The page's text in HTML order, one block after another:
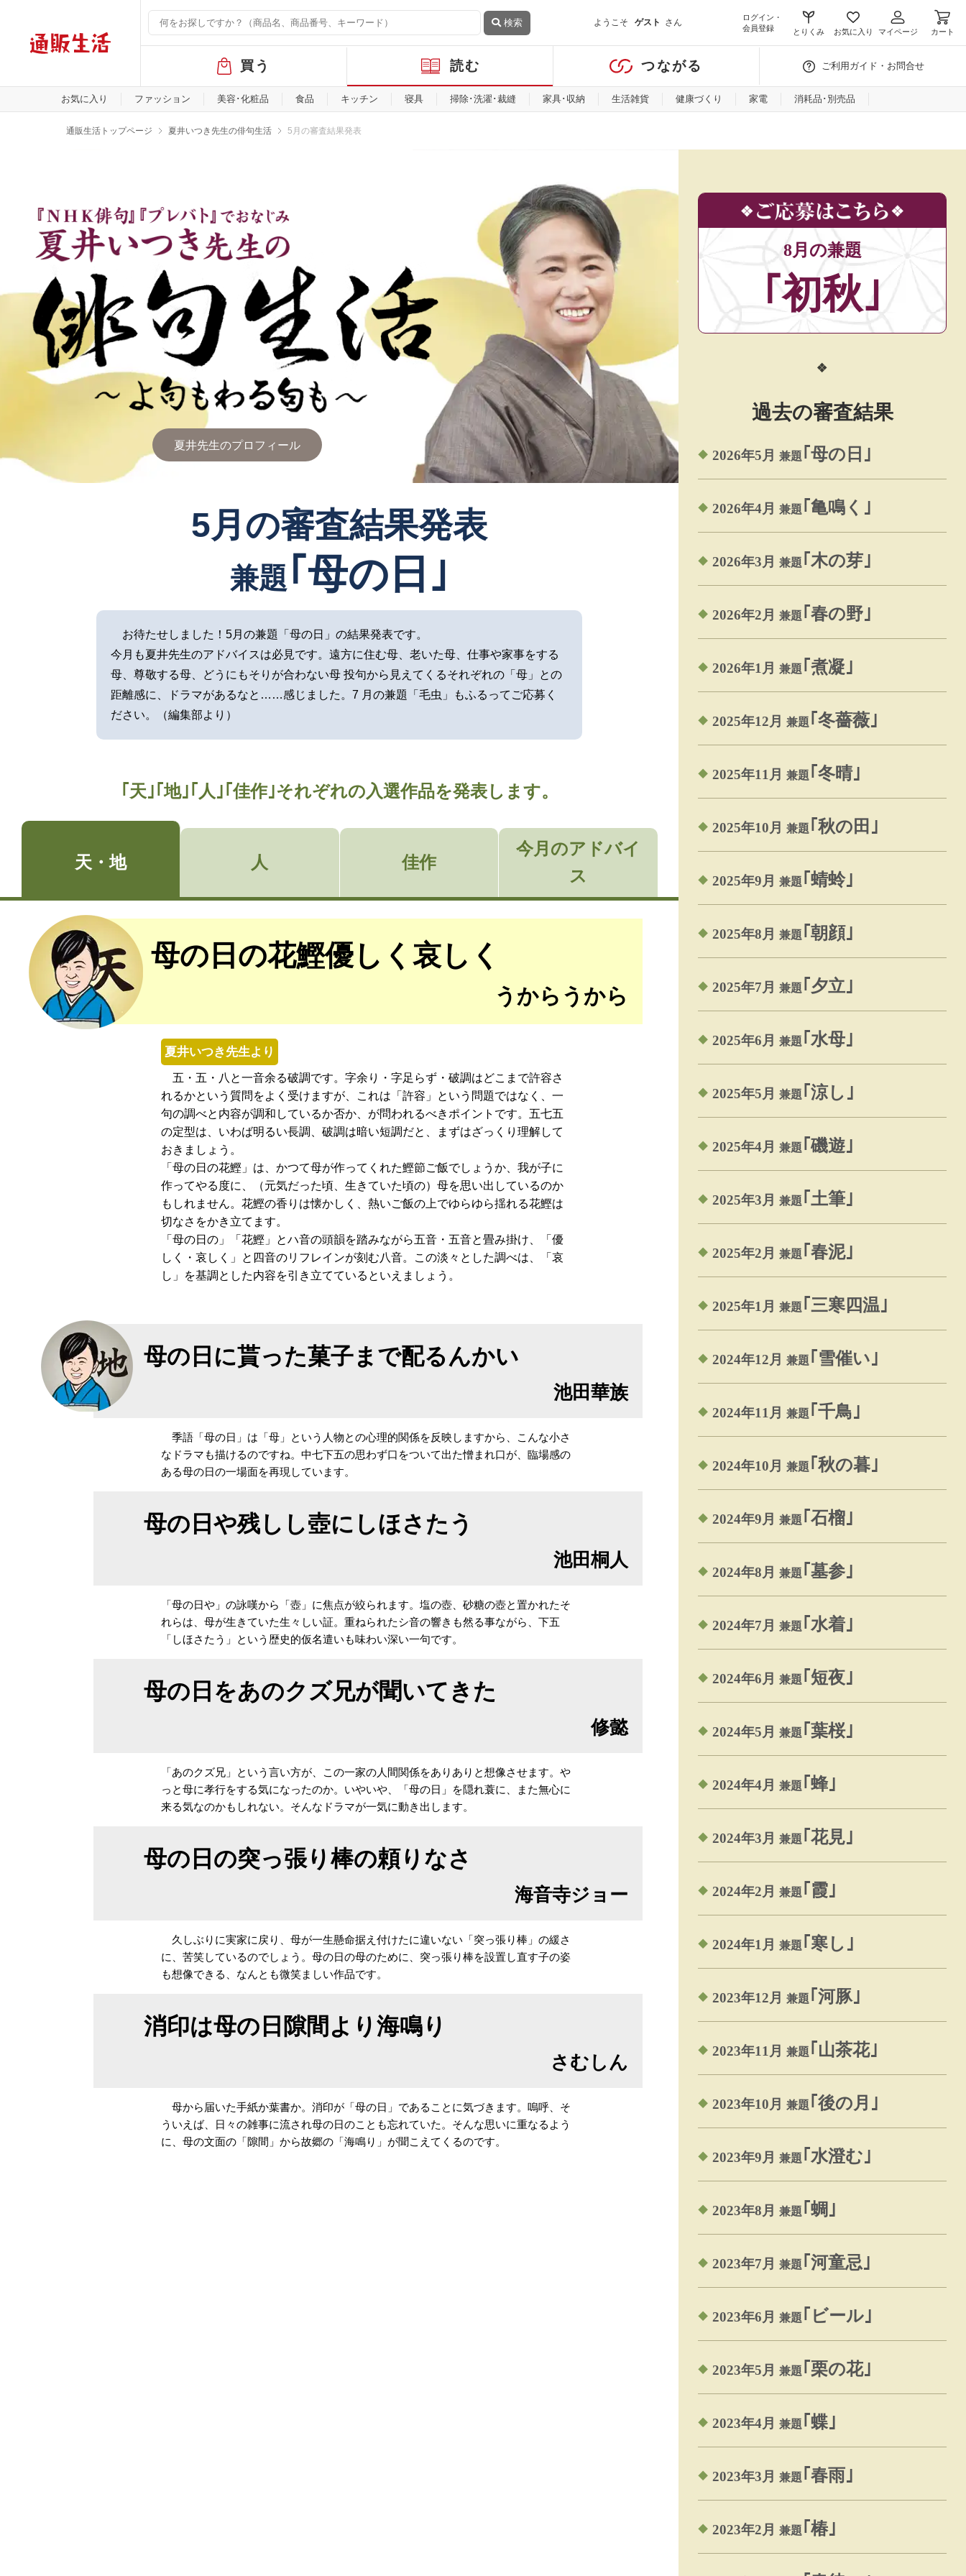
検索 ようこそ ゲスト さん
ログイン・
会員登録
とりくみ お気に入り マイページ カート
バ
ル
メ
買う 読む つながる ご利用ガイド・お問合せ
お気に入り ファッション 美容･化粧品 食品 キッチン 寝具 掃除･洗濯･裁縫 家具･収納 生活雑貨 健康づくり 家電 消耗品･別売品
通販生活トップページ 夏井いつき先生の俳句生活 5月の審査結果発表
夏井先生のプロフィール
5月の審査結果発表
兼題 ｢母の日｣
お待たせしました！5月の兼題「母の日」の結果発表です。
今月も夏井先生のアドバイスは必見です。遠方に住む母、老いた母、仕事や家事をする
母、尊敬する母、どうにもそりが合わない母 投句から見えてくるそれぞれの「母」との
距離感に、ドラマがあるなと……感じました。7 月の兼題「毛虫」もふるってご応募く
ださい。（編集部より）
｢天｣｢地｣｢人｣｢佳作｣それぞれの入選作品を発表します。
天・地 人 佳作
今月のアドバイ
ス
母の日の花鰹優しく哀しく
うからうから
夏井いつき先生より
五・五・八と一音余る破調です。字余り・字足らず・破調はどこまで許容さ
れるかという質問をよく受けますが、これは「許容」という問題ではなく、一
句の調べと内容が調和しているか否か、が問われるべきポイントです。五七五
の定型は、いわば明るい長調、破調は暗い短調だと、まずはざっくり理解して
おきましょう。
「母の日の花鰹」は、かつて母が作ってくれた鰹節ご飯でしょうか、我が子に
作ってやる度に、（元気だった頃、生きていた頃の）母を思い出しているのか
もしれません。花鰹の香りは懐かしく、熱いご飯の上でゆらゆら揺れる花鰹は
切なさをかき立てます。
「母の日の」「花鰹」とハ音の頭韻を踏みながら五音・五音と畳み掛け、「優
しく・哀しく」と四音のリフレインが刻む八音。この淡々とした調べは、「哀
し」を基調とした内容を引き立てているといえましょう。
母の日に貰った菓子まで配るんかい
池田華族
季語「母の日」は「母」という人物との心理的関係を反映しますから、こんな小さ
なドラマも描けるのですね。中七下五の思わず口をついて出た憎まれ口が、臨場感の
ある母の日の一場面を再現しています。
母の日や残しし壺にしほさたう
池田桐人
「母の日や」の詠嘆から「壺」に焦点が絞られます。塩の壺、砂糖の壺と置かれたそ
れらは、母が生きていた生々しい証。重ねられたシ音の響きも然る事ながら、下五
「しほさたう」という歴史的仮名遣いも味わい深い一句です。
母の日をあのクズ兄が聞いてきた
修懿
「あのクズ兄」という言い方が、この一家の人間関係をありありと想像させます。や
っと母に孝行をする気になったのか。いやいや、「母の日」を隠れ蓑に、また無心に
来る気なのかもしれない。そんなドラマが一気に動き出します。
母の日の突っ張り棒の頼りなさ
海音寺ジョー
久しぶりに実家に戻り、母が一生懸命据え付けたに違いない「突っ張り棒」の緩さ
に、苦笑しているのでしょう。母の日の母のために、突っ張り棒を設置し直す子の姿
も想像できる、なんとも微笑ましい作品です。
消印は母の日隙間より海鳴り
さむしん
母から届いた手紙か葉書か。消印が「母の日」であることに気づきます。嗚呼、そ
ういえば、日々の雑事に流され母の日のことも忘れていた。そんな思いに重なるよう
に、母の文面の「隙間」から故郷の「海鳴り」が聞こえてくるのです。
8月の兼題
｢初秋｣
過去の審査結果
2026年5月 兼題 ｢母の日｣
2026年4月 兼題 ｢亀鳴く｣
2026年3月 兼題 ｢木の芽｣
2026年2月 兼題 ｢春の野｣
2026年1月 兼題 ｢煮凝｣
2025年12月 兼題 ｢冬薔薇｣
2025年11月 兼題 ｢冬晴｣
2025年10月 兼題 ｢秋の田｣
2025年9月 兼題 ｢蜻蛉｣
2025年8月 兼題 ｢朝顔｣
2025年7月 兼題 ｢夕立｣
2025年6月 兼題 ｢水母｣
2025年5月 兼題 ｢涼し｣
2025年4月 兼題 ｢磯遊｣
2025年3月 兼題 ｢土筆｣
2025年2月 兼題 ｢春泥｣
2025年1月 兼題 ｢三寒四温｣
2024年12月 兼題 ｢雪催い｣
2024年11月 兼題 ｢千鳥｣
2024年10月 兼題 ｢秋の暮｣
2024年9月 兼題 ｢石榴｣
2024年8月 兼題 ｢墓参｣
2024年7月 兼題 ｢水着｣
2024年6月 兼題 ｢短夜｣
2024年5月 兼題 ｢葉桜｣
2024年4月 兼題 ｢蜂｣
2024年3月 兼題 ｢花見｣
2024年2月 兼題 ｢霞｣
2024年1月 兼題 ｢寒し｣
2023年12月 兼題 ｢河豚｣
2023年11月 兼題 ｢山茶花｣
2023年10月 兼題 ｢後の月｣
2023年9月 兼題 ｢水澄む｣
2023年8月 兼題 ｢蜩｣
2023年7月 兼題 ｢河童忌｣
2023年6月 兼題 ｢ビール｣
2023年5月 兼題 ｢栗の花｣
2023年4月 兼題 ｢蝶｣
2023年3月 兼題 ｢春雨｣
2023年2月 兼題 ｢椿｣